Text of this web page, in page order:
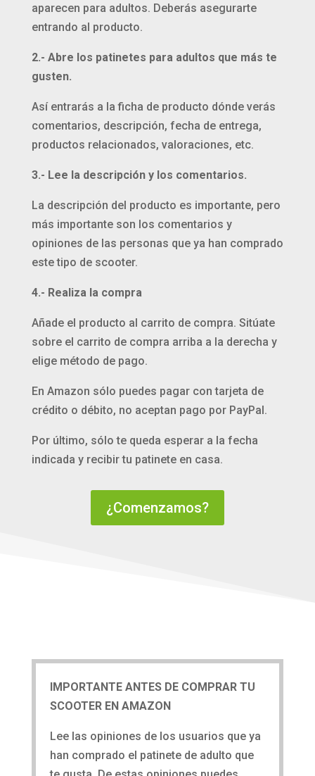
aparecen para adultos. Deberás asegurarte
entrando al producto.
2.- Abre los patinetes para adultos que más te
gusten.
Así entrarás a la ficha de producto dónde verás
comentarios, descripción, fecha de entrega,
productos relacionados, valoraciones, etc.
3.- Lee la descripción y los comentarios.
La descripción del producto es importante, pero
más importante son los comentarios y
opiniones de las personas que ya han comprado
este tipo de scooter.
4.- Realiza la compra
Añade el producto al carrito de compra. Sitúate
sobre el carrito de compra arriba a la derecha y
elige método de pago.
En Amazon sólo puedes pagar con tarjeta de
crédito o débito, no aceptan pago por PayPal.
Por último, sólo te queda esperar a la fecha
indicada y recibir tu patinete en casa.
¿Comenzamos?
IMPORTANTE ANTES DE COMPRAR TU
SCOOTER EN AMAZON
Lee las opiniones de los usuarios que ya
han comprado el patinete de adulto que